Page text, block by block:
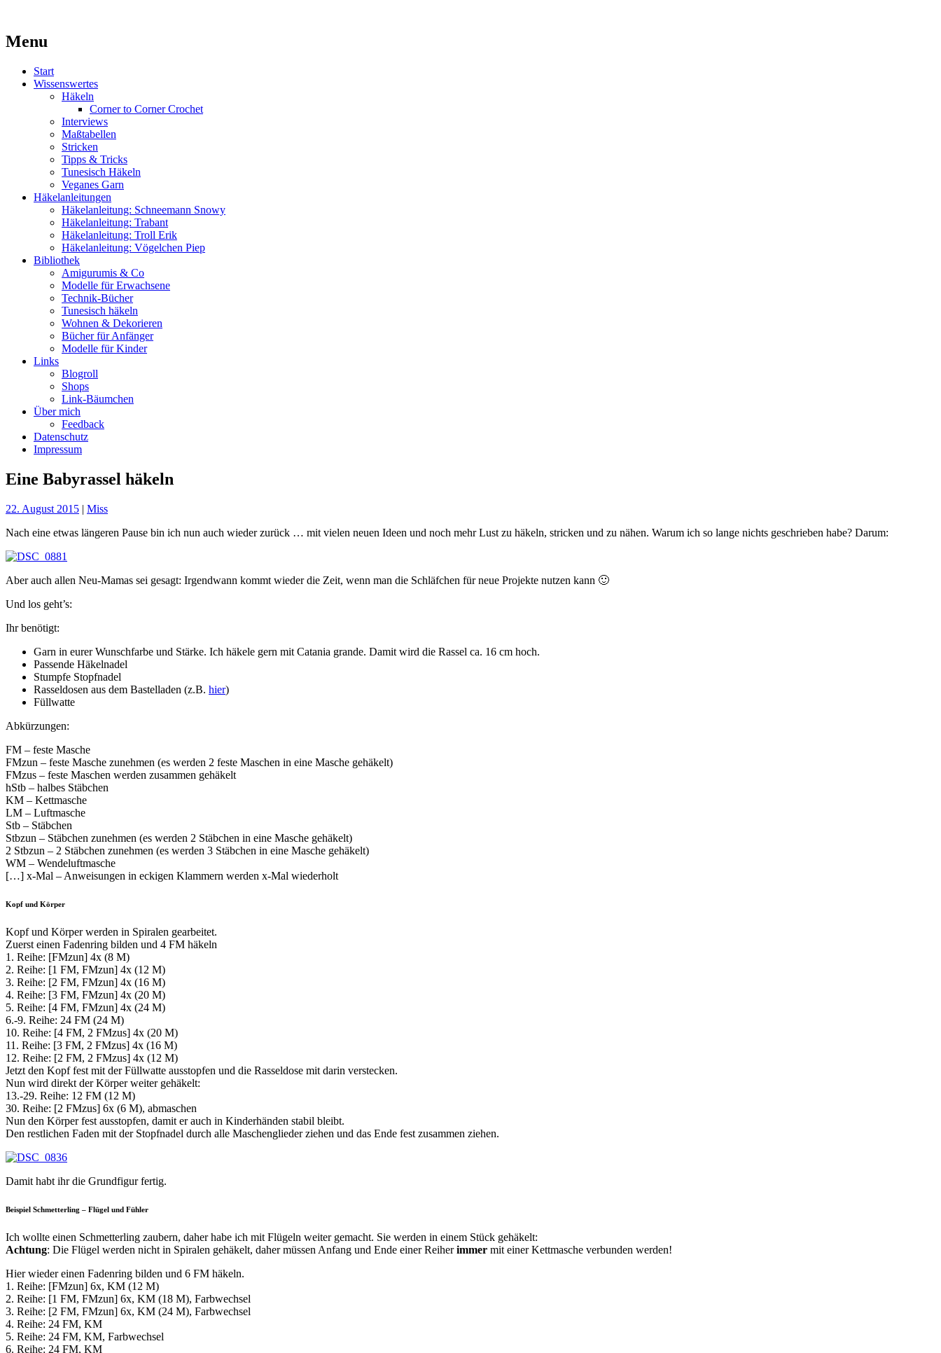
MissKnitness
Kaufst du noch oder strickst du schon?
Menu
Skip
Start
Wissenswertes
Häkeln
Corner to Corner Crochet
Interviews
Maßtabellen
Stricken
Tipps & Tricks
Tunesisch Häkeln
Veganes Garn
Häkelanleitungen
Häkelanleitung: Schneemann Snowy
Häkelanleitung: Trabant
Häkelanleitung: Troll Erik
Häkelanleitung: Vögelchen Piep
Bibliothek
Amigurumis & Co
Modelle für Erwachsene
Technik-Bücher
Tunesisch häkeln
Wohnen & Dekorieren
Bücher für Anfänger
Modelle für Kinder
Links
Blogroll
Shops
Link-Bäumchen
Über mich
Feedback
Datenschutz
Impressum
Eine Babyrassel häkeln
22. August 2015 | Miss
Nach eine etwas längeren Pause bin ich nun auch wieder zurück … mit vielen neuen Ideen und noch mehr Lust zu häkeln, stricken und zu nähen. Warum ich so lange nichts geschrieben habe? Darum:
Aber auch allen Neu-Mamas sei gesagt: Irgendwann kommt wieder die Zeit, wenn man die Schläfchen für neue Projekte nutzen kann 🙂
Und los geht’s:
Ihr benötigt:
Garn in eurer Wunschfarbe und Stärke. Ich häkele gern mit Catania grande. Damit wird die Rassel ca. 16 cm hoch.
Passende Häkelnadel
Stumpfe Stopfnadel
Rasseldosen aus dem Bastelladen (z.B. hier)
Füllwatte
Abkürzungen:
FM – feste Masche
FMzun – feste Masche zunehmen (es werden 2 feste Maschen in eine Masche gehäkelt)
FMzus – feste Maschen werden zusammen gehäkelt
hStb – halbes Stäbchen
KM – Kettmasche
LM – Luftmasche
Stb – Stäbchen
Stbzun – Stäbchen zunehmen (es werden 2 Stäbchen in eine Masche gehäkelt)
2 Stbzun – 2 Stäbchen zunehmen (es werden 3 Stäbchen in eine Masche gehäkelt)
WM – Wendeluftmasche
[…] x-Mal – Anweisungen in eckigen Klammern werden x-Mal wiederholt
Kopf und Körper
Kopf und Körper werden in Spiralen gearbeitet.
Zuerst einen Fadenring bilden und 4 FM häkeln
1. Reihe: [FMzun] 4x (8 M)
2. Reihe: [1 FM, FMzun] 4x (12 M)
3. Reihe: [2 FM, FMzun] 4x (16 M)
4. Reihe: [3 FM, FMzun] 4x (20 M)
5. Reihe: [4 FM, FMzun] 4x (24 M)
6.-9. Reihe: 24 FM (24 M)
10. Reihe: [4 FM, 2 FMzus] 4x (20 M)
11. Reihe: [3 FM, 2 FMzus] 4x (16 M)
12. Reihe: [2 FM, 2 FMzus] 4x (12 M)
Jetzt den Kopf fest mit der Füllwatte ausstopfen und die Rasseldose mit darin verstecken.
Nun wird direkt der Körper weiter gehäkelt:
13.-29. Reihe: 12 FM (12 M)
30. Reihe: [2 FMzus] 6x (6 M), abmaschen
Nun den Körper fest ausstopfen, damit er auch in Kinderhänden stabil bleibt.
Den restlichen Faden mit der Stopfnadel durch alle Maschenglieder ziehen und das Ende fest zusammen ziehen.
Damit habt ihr die Grundfigur fertig.
Beispiel Schmetterling – Flügel und Fühler
Ich wollte einen Schmetterling zaubern, daher habe ich mit Flügeln weiter gemacht. Sie werden in einem Stück gehäkelt:
Achtung: Die Flügel werden nicht in Spiralen gehäkelt, daher müssen Anfang und Ende einer Reiherimmer mit einer Kettmasche verbunden werden!
Hier wieder einen Fadenring bilden und 6 FM häkeln.
1. Reihe: [FMzun] 6x, KM (12 M)
2. Reihe: [1 FM, FMzun] 6x, KM (18 M), Farbwechsel
3. Reihe: [2 FM, FMzun] 6x, KM (24 M), Farbwechsel
4. Reihe: 24 FM, KM
5. Reihe: 24 FM, KM, Farbwechsel
6. Reihe: 24 FM, KM